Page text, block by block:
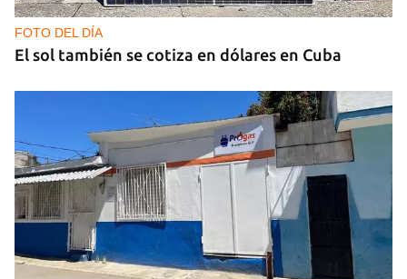
FOTO DEL DÍA
El sol también se cotiza en dólares en Cuba